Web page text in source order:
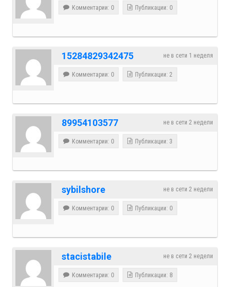
Комментарии: 0 Публикации: 0
не в сети 1 неделя
15284829342475
Комментарии: 0 Публикации: 2
не в сети 2 недели
89954103577
Комментарии: 0 Публикации: 3
не в сети 2 недели
sybilshore
Комментарии: 0 Публикации: 0
не в сети 2 недели
stacistabile
Комментарии: 0 Публикации: 8